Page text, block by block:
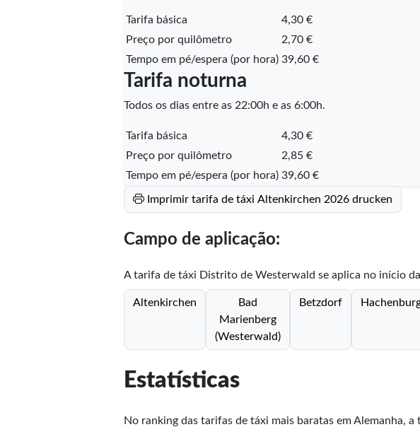
Tarifa básica
4,30 €
Preço por quilômetro
2,70 €
Tempo em pé/espera (por hora) 39,60 €
Tarifa noturna
Todos os dias entre as 22:00h e as 6:00h.
Tarifa básica
4,30 €
Preço por quilômetro
2,85 €
Tempo em pé/espera (por hora) 39,60 €
Imprimir tarifa de táxi Altenkirchen 2026 drucken
Campo de aplicação:
A tarifa de táxi Distrito de Westerwald se aplica no início
Altenkirchen
Bad
Marienberg
(Westerwald)
Betzdorf
Estatísticas
No ranking das tarifas de táxi mais baratas em Alemanha,